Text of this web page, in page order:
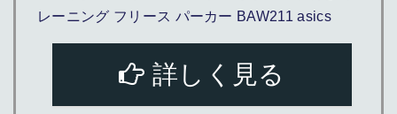
レーニング フリース パーカー BAW211 asics
詳しく見る